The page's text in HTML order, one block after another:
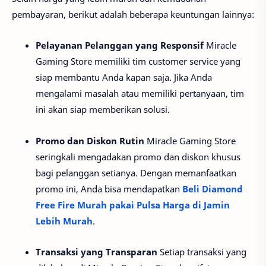
pembayaran, berikut adalah beberapa keuntungan lainnya:
Pelayanan Pelanggan yang ResponsifMiracle
Gaming Store memiliki tim customer service yang
siap membantu Anda kapan saja. Jika Anda
mengalami masalah atau memiliki pertanyaan, tim
ini akan siap memberikan solusi.
Promo dan Diskon Rutin Miracle Gaming Store
seringkali mengadakan promo dan diskon khusus
bagi pelanggan setianya. Dengan memanfaatkan
promo ini, Anda bisa mendapatkan Beli Diamond
Free Fire Murah pakai Pulsa Harga di Jamin
Lebih Murah.
Transaksi yang Transparan Setiap transaksi yang